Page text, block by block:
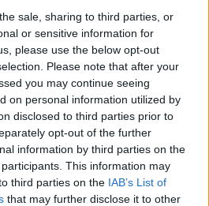
sale, sharing to third parties, or
or sensitive information for
please use the below opt-out
Please note that after your
you may continue seeing
on personal information utilized by
disclosed to third parties prior to
opt-out of the further
information by third parties on the
participants. This information may
third parties on the IAB’s List of
that may further disclose it to other
pic.twitter.com/YMhkSwhqNt
November 9, 2025
Share on X Bluesky
Link
φιντάν